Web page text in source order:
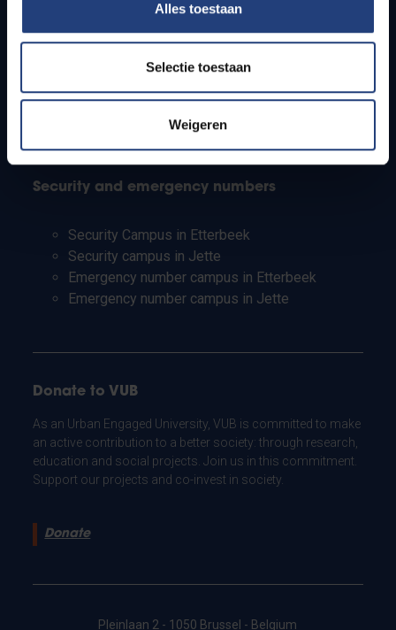
Alles toestaan
Selectie toestaan
Weigeren
Students
PhD students
Teachers and secondary schools
Working students
Security and emergency numbers
Security Campus in Etterbeek
Security campus in Jette
Emergency number campus in Etterbeek
Emergency number campus in Jette
Donate to VUB
As an Urban Engaged University, VUB is committed to make
an active contribution to a better society: through research,
education and social projects. Join us in this commitment.
Support our projects and co-invest in society.
Donate
Pleinlaan 2 - 1050 Brussel - Belgium